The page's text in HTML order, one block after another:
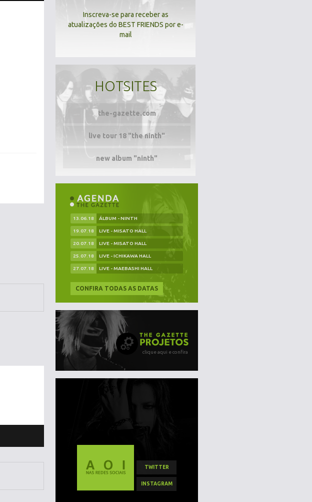
Inscreva-se para receber as
atualizações do BEST FRIENDS por e-
mail
HOTSITES
the-gazette.com
live tour 18 "the ninth"
new album "ninth"
13.06.18 ÁLBUM - NINTH
19.07.18 LIVE - MISATO HALL
20.07.18 LIVE - MISATO HALL
25.07.18 LIVE - ICHIKAWA HALL
27.07.18 LIVE - MAEBASHI HALL
CONFIRA TODAS AS DATAS
clique aqui e confira
TWITTER
INSTAGRAM